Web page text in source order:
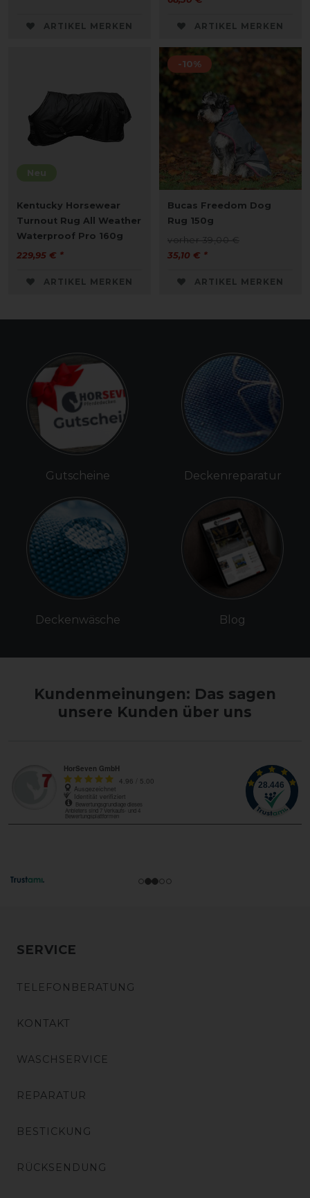
ARTIKEL MERKEN ARTIKEL MERKEN
Neu
Kentucky Horsewear
Turnout Rug All Weather
Waterproof Pro 160g
229,95 € *
ARTIKEL MERKEN
-10%
Bucas Freedom Dog
Rug 150g
vorher 39,00 €
35,10 € *
ARTIKEL MERKEN
Gutscheine
Deckenwäsche
Deckenreparatur
Blog
Kundenmeinungen: Das sagen
unsere Kunden über uns
SERVICE
TELEFONBERATUNG
KONTAKT
WASCHSERVICE
REPARATUR
BESTICKUNG
RÜCKSENDUNG